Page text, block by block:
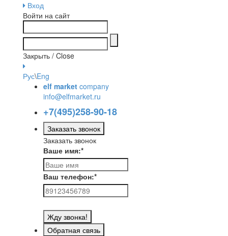
Вход
Войти на сайт
Закрыть / Close
Рус\Eng
elf market company
info@elfmarket.ru
+7(495)258-90-18
Заказать звонок
Заказать звонок
Ваше имя:*
Ваш телефон:*
Жду звонка!
Обратная связь